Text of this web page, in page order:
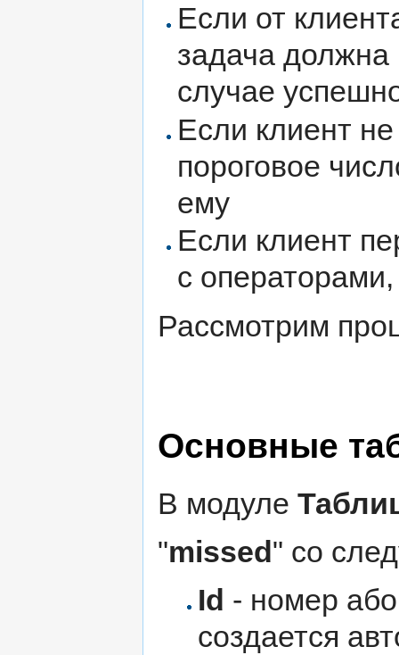
Если от
задача должна
случае
Если клиент
пороговое
ему
Если клиент
с
Рассмотрим
Основные
В модуле
"missed" со
Id - номер
создается